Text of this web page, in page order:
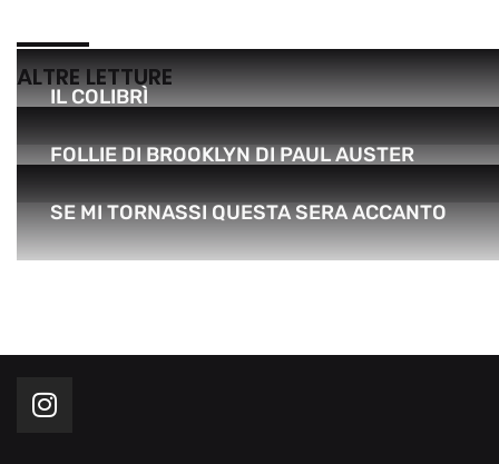
ALTRE LETTURE
IL COLIBRÌ
FOLLIE DI BROOKLYN DI PAUL AUSTER
SE MI TORNASSI QUESTA SERA ACCANTO